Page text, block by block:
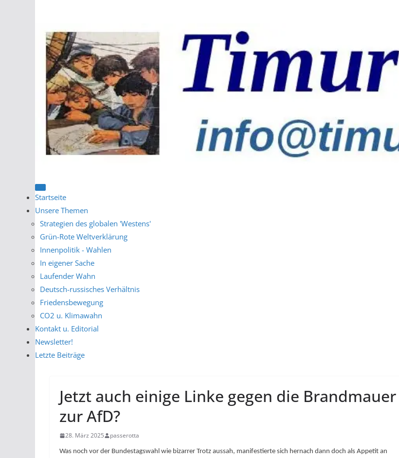
Startseite
Unsere Themen
Strategien des globalen 'Westens'
Grün-Rote Weltverklärung
Innenpolitik - Wahlen
In eigener Sache
Laufender Wahn
Deutsch-russisches Verhältnis
Friedensbewegung
CO2 u. Klimawahn
Kontakt u. Editorial
Newsletter!
Letzte Beiträge
Jetzt auch einige Linke gegen die Brandmauer
zur AfD?
28. März 2025 passerotta
Was noch vor der Bundestagswahl wie bizarrer Trotz aussah, manifestierte sich hernach dann doch als Appetit an